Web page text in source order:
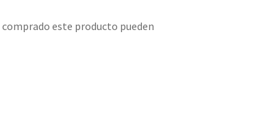
este producto pueden